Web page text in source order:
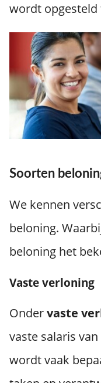
wordt opgesteld
Soorten
We kennen
beloning.
beloning het
Vaste verloning
Ondervaste
vaste salaris
wordt vaak